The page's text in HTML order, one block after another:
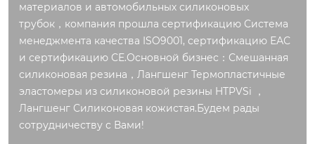
материалов и автомобильных силиконовых
трубок，компания прошла сертификацию Система
менеджмента качества ISO9001, сертификацию ЕАС
и сертификацию СЕ.Основной бизнес：Смешанная
силиконовая резина，Лангшенг Термопластичные
эластомеры из силиконовой резины HTPVSi ，
Лангшенг Силиконовая кожистая.Будем рады
сотрудничеству с Вами!